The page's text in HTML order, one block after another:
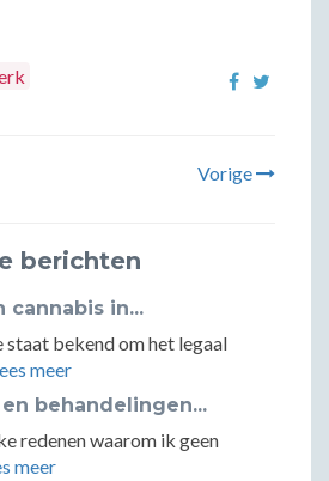
Vorige
berichten
cannabis in...
staat bekend om het legaal
meer
behandelingen...
redenen waarom ik geen
meer